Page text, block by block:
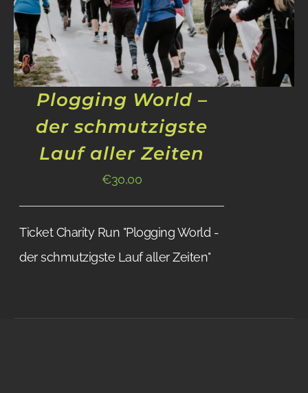
Plogging World –
der schmutzigste
Lauf aller Zeiten
€30,00
Ticket Charity Run "Plogging World -
der schmutzigste Lauf aller Zeiten"